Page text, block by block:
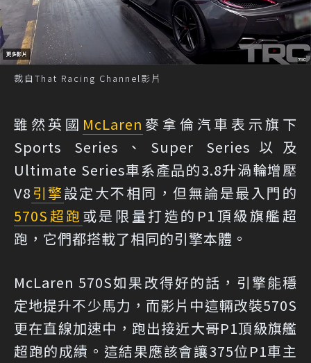
裁自That Racing Channel影片
雖然英國 McLaren 麥拿倫汽車表示旗下
Sports Series、Super Series以及
Ultimate Series車系產品的3.8升渦輪增壓
V8 引擎設定大不相同，但無論是最入門的
570S 超跑 或是限量打造的P1頂級旗艦超
跑，它們都搭載了相同的引擎本體。
McLaren 570S如果改得好的話，引擎能穩
定地提升不少馬力，而影片中這輛改裝570S
更在直線加速中，跑出接近大哥P1頂級旗艦
超跑的成績。這結果應該會讓375位P1車主